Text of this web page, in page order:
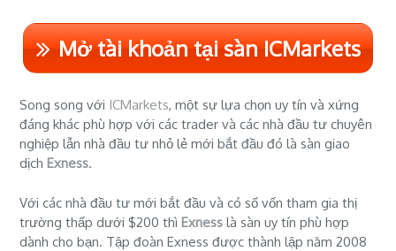
Mở tài khoản tại sàn ICMarkets
Song song với ICMarkets, một sự lựa chọn uy tín và xứng
đáng khác phù hợp với các trader và các nhà đầu tư chuyên
nghiệp lẫn nhà đầu tư nhỏ lẻ mới bắt đầu đó là sàn giao
dịchExness.
Với các nhà đầu tư mới bắt đầu và có số vốn tham gia thị
trường thấp dưới $200 thìExness là sàn uy tín phù hợp
dành cho bạn. Tập đoàn Exness được thành lập năm 2008